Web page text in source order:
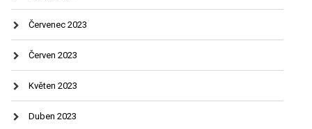
Červenec 2023
Červen 2023
Květen 2023
Duben 2023